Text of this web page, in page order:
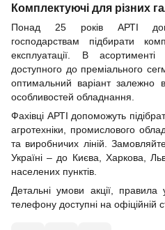
Комплектуючі для різних
Понад 25 років АРТІ
господарствам підбирати
експлуатації. В
доступного до преміального
оптимальний варіант залежно
особливостей обладнання.
Фахівці АРТІ допоможуть
агротехніки, промислового
та виробничих ліній.
Україні – до Києва, Харкова,
населених пунктів.
Детальні умови акції, правила
телефону доступні на офіційній